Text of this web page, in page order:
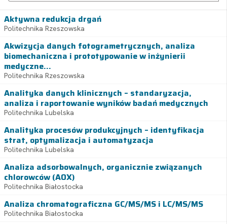
Aktywna redukcja drgań
Politechnika Rzeszowska
Akwizycja danych fotogrametrycznych, analiza
biomechaniczna i prototypowanie w inżynierii
medyczne...
Politechnika Rzeszowska
Analityka danych klinicznych – standaryzacja,
analiza i raportowanie wyników badań medycznych
Politechnika Lubelska
Analityka procesów produkcyjnych – identyfikacja
strat, optymalizacja i automatyzacja
Politechnika Lubelska
Analiza adsorbowalnych, organicznie związanych
chlorowców (AOX)
Politechnika Białostocka
Analiza chromatograficzna GC/MS/MS i LC/MS/MS
Politechnika Białostocka